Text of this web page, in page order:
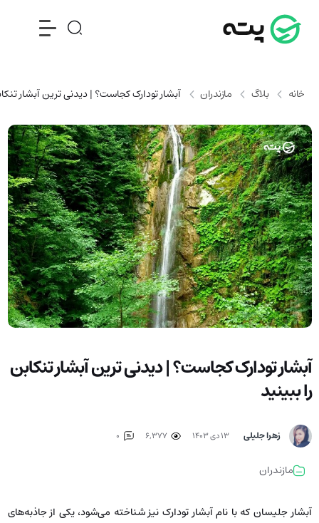
خانه بلاگ مازندران آبشار تودارک کجاست؟ | دیدنی ترین آبشار
آبشار تودارک کجاست؟ | دیدنی ترین آبشار تنکابن
را ببینید
زهرا جلیلی ۱۳ دی ۱۴۰۳
مازندران
آبشار جلیسان که با نام آبشار تودارک نیز شناخته می‌شود، یکی از جاذبه‌های